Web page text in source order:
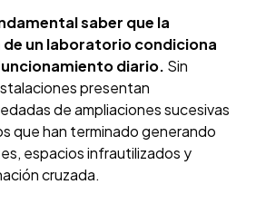
saber que la
un laboratorio condiciona
diario. Sin
presentan
de ampliaciones sucesivas
que han terminado generando
espacios infrautilizados y
cruzada.